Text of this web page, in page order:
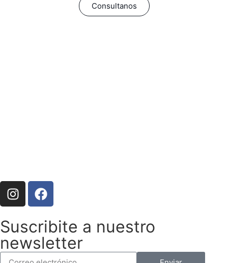
Consultanos
Suscribite a nuestro
newsletter